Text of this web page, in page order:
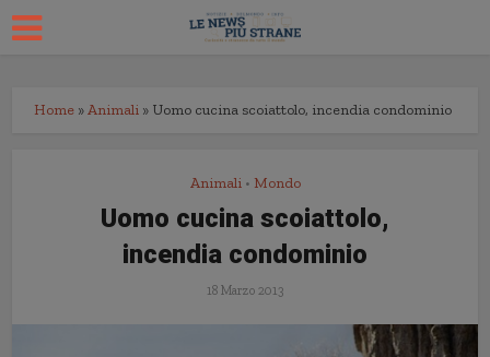
Home »Animali » Uomo cucina scoiattolo, incendia condominio
Animali • Mondo
Uomo cucina scoiattolo,
incendia condominio
18 Marzo 2013